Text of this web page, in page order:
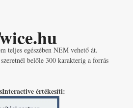
teljes egészében NEM vehető át.
belőle 300 karakterig a forrás
értékesíti: